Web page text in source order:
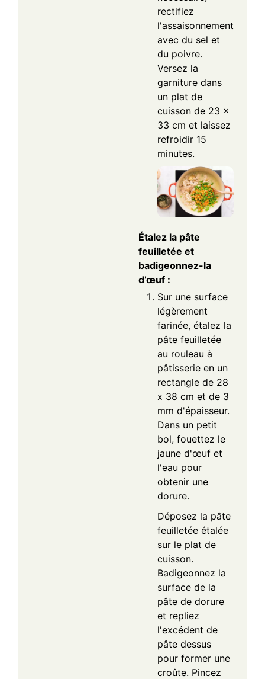
rectifiez
l'assaisonnement
avec du sel et
du poivre.
Versez la
garniture dans
un plat de
cuisson de 23 x
33 cm et laissez
refroidir 15
minutes.
Étalez la pâte
feuilletée et
badigeonnez-la
d’œuf :
Sur une surface
légèrement
farinée, étalez la
pâte feuilletée
au rouleau à
pâtisserie en un
rectangle de 28
x 38 cm et de 3
mm d'épaisseur.
Dans un petit
bol, fouettez le
jaune d'œuf et
l'eau pour
obtenir une
dorure.
Déposez la pâte
feuilletée étalée
sur le plat de
cuisson.
Badigeonnez la
surface de la
pâte de dorure
et repliez
l'excédent de
pâte dessus
pour former une
croûte. Pincez